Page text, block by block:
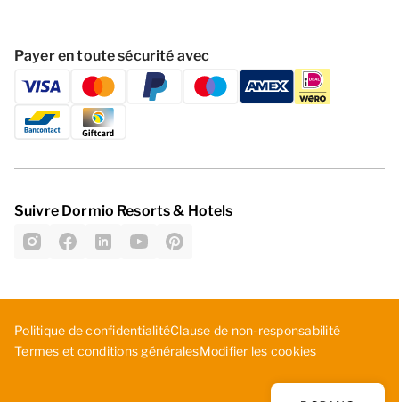
Payer en toute sécurité avec
Suivre Dormio Resorts & Hotels
Politique de confidentialitéC­lau­se ­de ­non­-re­spo­nsa­bil­ité
Termes et conditions généralesModifier les cookies